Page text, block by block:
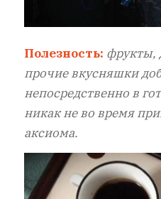
Полезность: фрукты,
прочие вкусняшки
непосредственно в
никак не во время
аксиома.